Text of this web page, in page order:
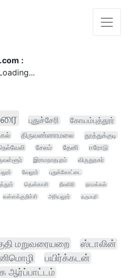
:
புதுச்சேரி கோயம்புத்தூர்
திருவண்ணாமலை
தூத்துக்குடி
சேலம் தேனி
ஈரோடு
இராமநாதபுரம்
விருதுநகர்
வேலூர்
புதுக்கோட்டை
தென்காசி நீலகிரி
நாமக்கல்
கள்ளக்குறிச்சி அரியலூர்
தருமபுரி
மறுவரையறை
ஸ்டாலின்
பயிர்க்கடன்
ஆர்ப்பாட்டம்